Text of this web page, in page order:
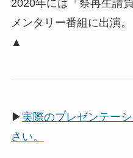
2020年には「祭再生請
メンタリー番組に出演。
▲
▶実際のプレゼンテー
さい。